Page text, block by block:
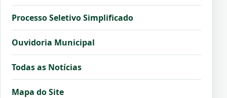
Processo Seletivo Simplificado
Ouvidoria Municipal
Todas as Notícias
Mapa do Site